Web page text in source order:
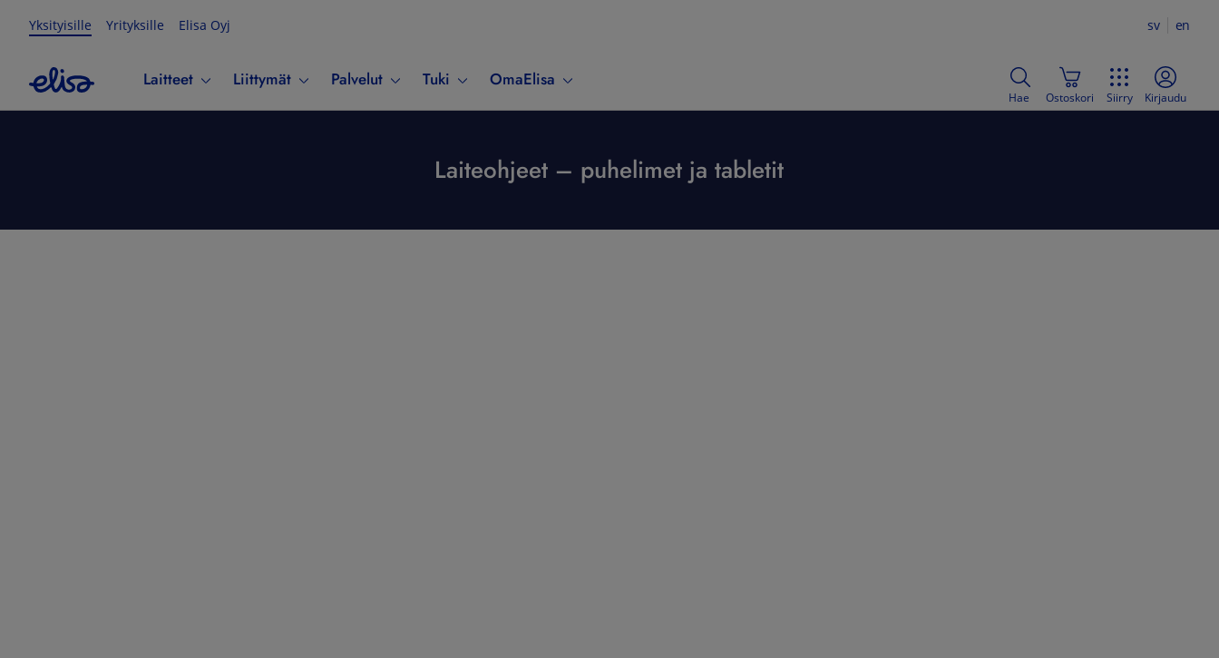
Yksityisille Yrityksille Elisa Oyj sv en
Laitteet Liittymät Palvelut Tuki OmaElisa
Hae Ostoskori Siirry Kirjaudu
Laiteohjeet – puhelimet ja tabletit